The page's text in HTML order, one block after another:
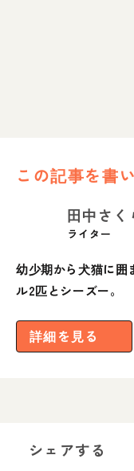
この記事を書
田中さく
ライター
幼少期から犬猫に
ル2匹とシーズー。
詳細を見る
シェアする